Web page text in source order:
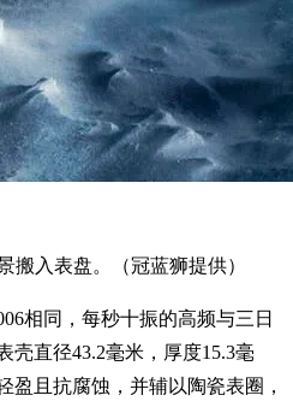
搬入表盘。（冠蓝狮提供）
相同，每秒十振的高频与三日
壳直径43.2毫米，厚度15.3毫
盈且抗腐蚀，并辅以陶瓷表圈，